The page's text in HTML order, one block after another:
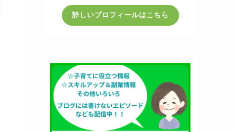
詳しいプロフィールはこちら